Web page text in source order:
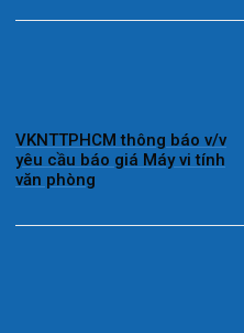
VKNTTPHCM thông báo v/v
yêu cầu báo giá Máy vi tính
văn phòng